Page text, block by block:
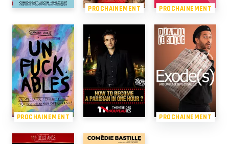
PROCHAINEMENT PROCHAINEMENT
PROCHAINEMENT PROCHAINEMENT